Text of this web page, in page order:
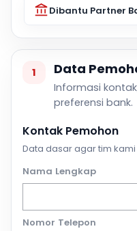
Dibantu Partner
1 Data
Informasi
preferensi bank.
Kontak Pemohon
Data dasar agar tim
Nama Lengkap
Nomor Telepon